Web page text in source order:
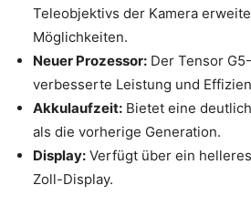
Teleobjektivs der Kamera
Möglichkeiten.
Neuer Prozessor: Der Tensor
verbesserte Leistung und
Akkulaufzeit: Bietet eine
als die vorherige Generation.
Display: Verfügt über ein
Zoll-Display.